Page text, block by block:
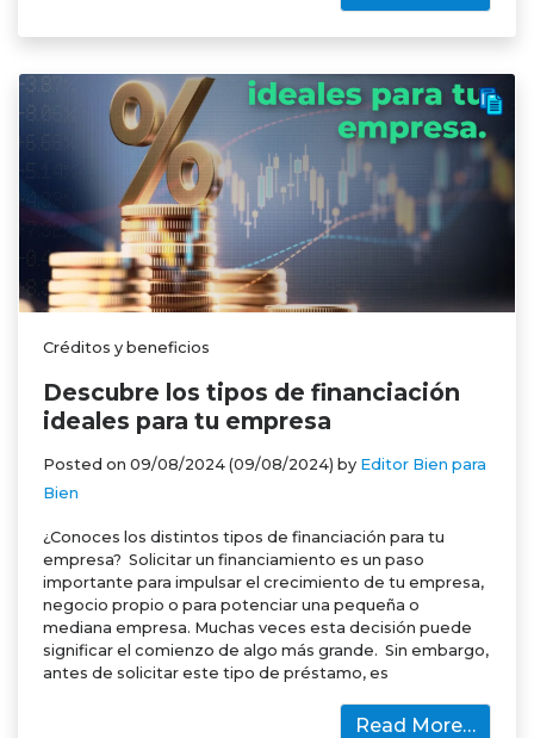
Créditos y beneficios
Descubre los tipos de financiación
ideales para tu empresa
Posted on 09/08/2024 (09/08/2024) by Editor Bien para
Bien
¿Conoces los distintos tipos de financiación para tu
empresa? Solicitar un financiamiento es un paso
importante para impulsar el crecimiento de tu empresa,
negocio propio o para potenciar una pequeña o
mediana empresa. Muchas veces esta decisión puede
significar el comienzo de algo más grande. Sin embargo,
antes de solicitar este tipo de préstamo, es
Read More…